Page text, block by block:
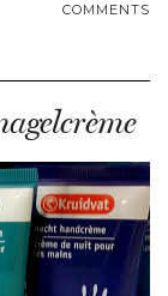
COMMENTS